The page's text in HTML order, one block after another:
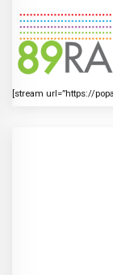
[stream url=”https://